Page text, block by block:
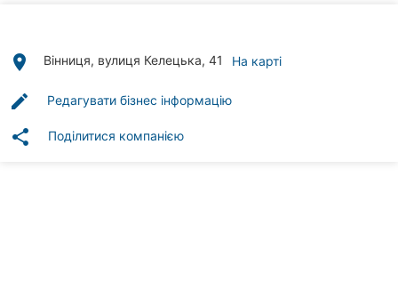
рубрики
place Вінниця, вулиця Келецька, 41 На карті
edit Редагувати бізнес інформацію
share Поділитися компанією